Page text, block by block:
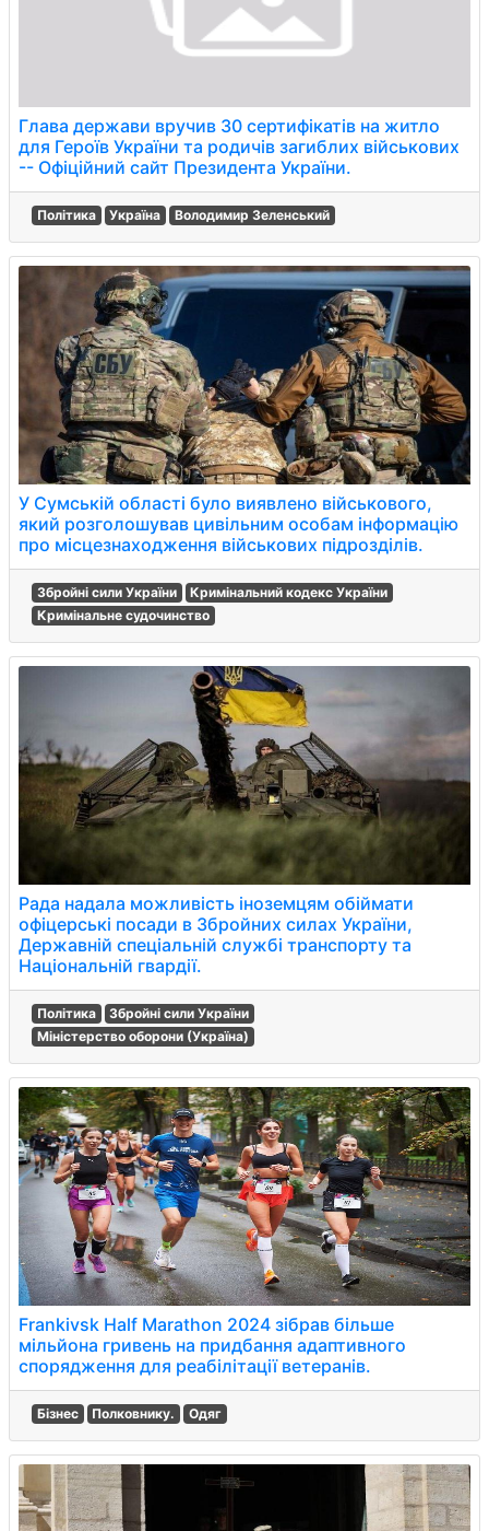
Глава держави вручив 30 сертифікатів на житло
для Героїв України та родичів загиблих військових
-- Офіційний сайт Президента України.
Політика Україна Володимир Зеленський
У Сумській області було виявлено військового,
який розголошував цивільним особам інформацію
про місцезнаходження військових підрозділів.
Збройні сили України
Кримінальний кодекс України
Кримінальне судочинство
Рада надала можливість іноземцям обіймати
офіцерські посади в Збройних силах України,
Державній спеціальній службі транспорту та
Національній гвардії.
Політика
Збройні сили України
Міністерство оборони (Україна)
Frankivsk Half Marathon 2024 зібрав більше
мільйона гривень на придбання адаптивного
спорядження для реабілітації ветеранів.
Бізнес Полковнику. Одяг